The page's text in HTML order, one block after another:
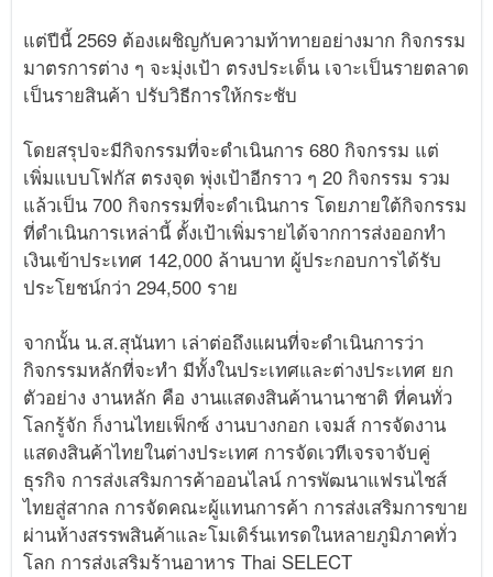
แต่ปีนี้ 2569 ต้องเผชิญกับความท้าทายอย่างมาก กิจกรรม
มาตรการต่าง ๆ จะมุ่งเป้า ตรงประเด็น เจาะเป็นรายตลาด
เป็นรายสินค้า ปรับวิธีการให้กระชับ
โดยสรุปจะมีกิจกรรมที่จะดำเนินการ 680 กิจกรรม แต่
เพิ่มแบบโฟกัส ตรงจุด พุ่งเป้าอีกราว ๆ 20 กิจกรรม รวม
แล้วเป็น 700 กิจกรรมที่จะดำเนินการ โดยภายใต้กิจกรรม
ที่ดำเนินการเหล่านี้ ตั้งเป้าเพิ่มรายได้จากการส่งออกทำ
เงินเข้าประเทศ 142,000 ล้านบาท ผู้ประกอบการได้รับ
ประโยชน์กว่า 294,500 ราย
จากนั้น น.ส.สุนันทา เล่าต่อถึงแผนที่จะดำเนินการว่า
กิจกรรมหลักที่จะทำ มีทั้งในประเทศและต่างประเทศ ยก
ตัวอย่าง งานหลัก คือ งานแสดงสินค้านานาชาติ ที่คนทั่ว
โลกรู้จัก ก็งานไทยเฟ็กซ์ งานบางกอก เจมส์ การจัดงาน
แสดงสินค้าไทยในต่างประเทศ การจัดเวทีเจรจาจับคู่
ธุรกิจ การส่งเสริมการค้าออนไลน์ การพัฒนาแฟรนไชส์
ไทยสู่สากล การจัดคณะผู้แทนการค้า การส่งเสริมการขาย
ผ่านห้างสรรพสินค้าและโมเดิร์นเทรดในหลายภูมิภาคทั่ว
โลก การส่งเสริมร้านอาหาร Thai SELECT